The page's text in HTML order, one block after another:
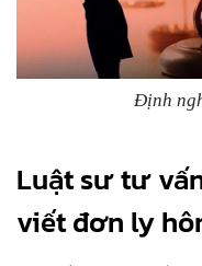
Định
Luật sư tư
viết đơn ly